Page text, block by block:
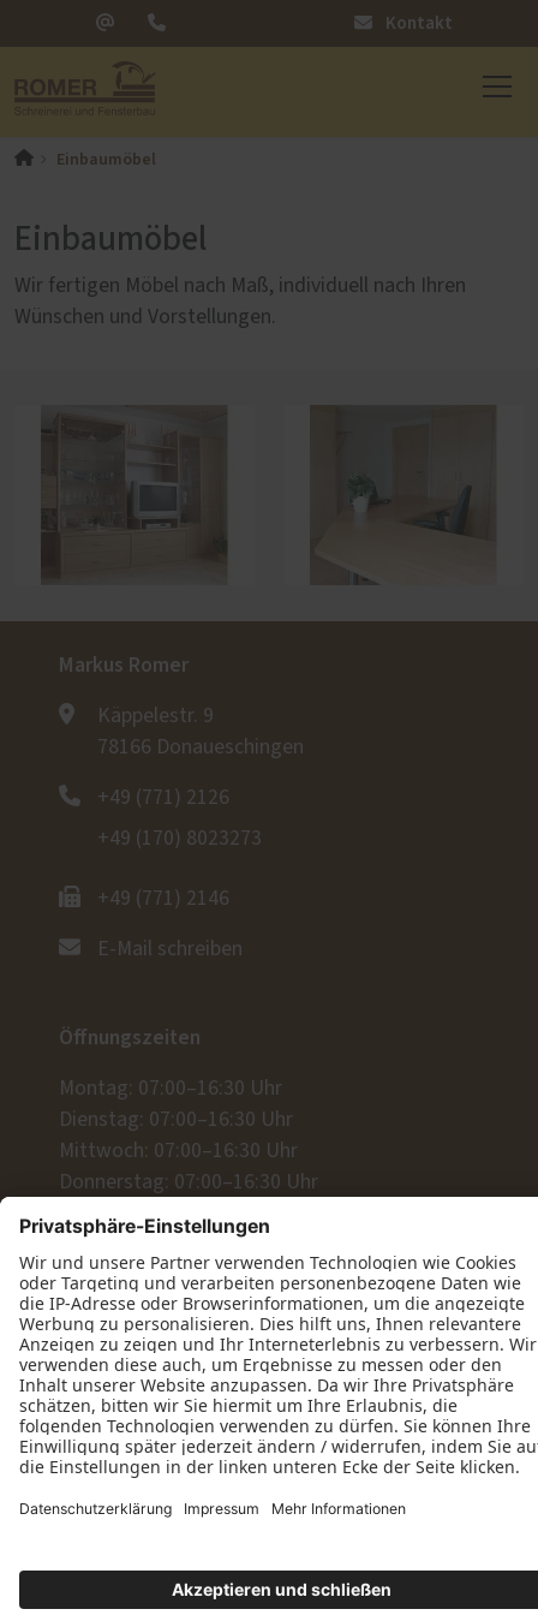
Kontakt
Einbaumöbel
Einbaumöbel
Wir fertigen Möbel nach Maß, individuell nach Ihren
Wünschen und Vorstellungen.
Markus Romer
Käppelestr. 9
78166 Donaueschingen
+49 (771) 2126
+49 (170) 8023273
+49 (771) 2146
E-Mail schreiben
Öffnungszeiten
Montag: 07:00–16:30 Uhr
Dienstag: 07:00–16:30 Uhr
Mittwoch: 07:00–16:30 Uhr
Donnerstag: 07:00–16:30 Uhr
Wir freuen uns auf Ihre Anfrage!
Jetzt Kontakt aufnehmen
Markus Romer © 2026